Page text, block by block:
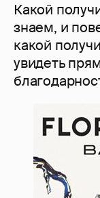
Какой
знаем, и
какой
увидеть